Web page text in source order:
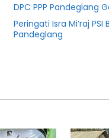
DPC PPP Pandeglang
Peringati Isra Mi’raj
Pandeglang